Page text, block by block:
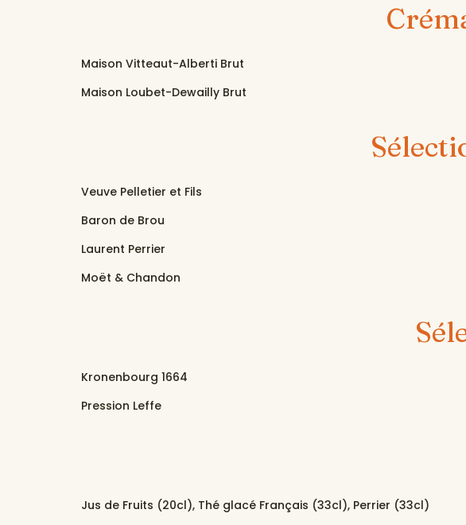
Maison Vitteaut-Alberti Brut
Maison Loubet-Dewailly Brut
Veuve Pelletier et Fils
Baron de Brou
Laurent Perrier
Moët & Chandon
Kronenbourg 1664
Pression Leffe
Jus de Fruits (20cl), Thé glacé Français (33cl), Perrier (33cl)